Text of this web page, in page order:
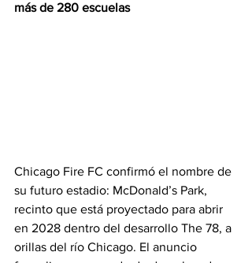
más de 280 escuelas
Chicago Fire FC confirmó el nombre de
su futuro estadio: McDonald’s Park,
recinto que está proyectado para abrir
en 2028 dentro del desarrollo The 78, a
orillas del río Chicago. El anuncio